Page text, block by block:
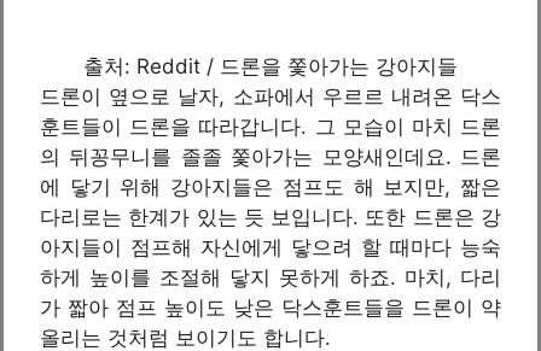
출처: Reddit / 드론을 쫓아가는 강아지들
드론이 옆으로 날자, 소파에서 우르르 내려온 닥스
훈트들이 드론을 따라갑니다. 그 모습이 마치 드론
의 뒤꽁무니를 졸졸 쫓아가는 모양새인데요. 드론
에 닿기 위해 강아지들은 점프도 해 보지만, 짧은
다리로는 한계가 있는 듯 보입니다. 또한 드론은 강
아지들이 점프해 자신에게 닿으려 할 때마다 능숙
하게 높이를 조절해 닿지 못하게 하죠. 마치, 다리
가 짧아 점프 높이도 낮은 닥스훈트들을 드론이 약
올리는 것처럼 보이기도 합니다.